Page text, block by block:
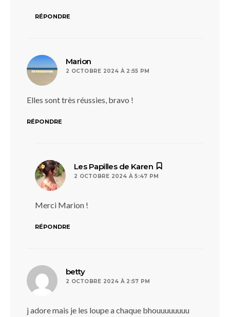
RÉPONDRE
Marion
2 OCTOBRE 2024 À 2:55 PM
Elles sont très réussies, bravo !
RÉPONDRE
Les Papilles de Karen
2 OCTOBRE 2024 À 5:47 PM
Merci Marion !
RÉPONDRE
bettydit :
2 OCTOBRE 2024 À 2:57 PM
j adore mais je les loupe a chaque bhouuuuuuuu